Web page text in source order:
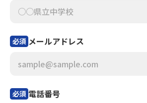
必須 メールアドレス
必須 電話番号